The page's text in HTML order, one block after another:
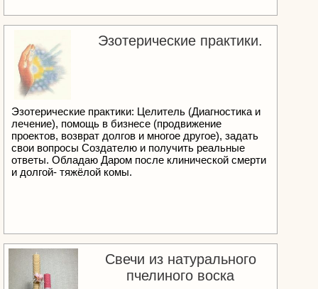
Эзотерические практики.
Эзотерические практики: Целитель (Диагностика и
лечение), помощь в бизнесе (продвижение
проектов, возврат долгов и многое другое), задать
свои вопросы Создателю и получить реальные
ответы. Обладаю Даром после клинической смерти
и долгой- тяжёлой комы.
Свечи из натурального
пчелиного воска